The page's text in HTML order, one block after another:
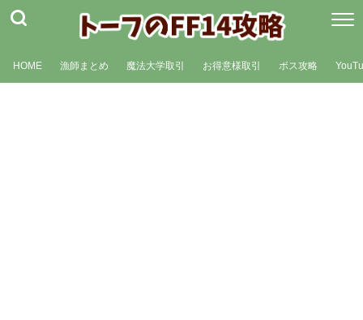
HOME 漁師まとめ 魔法大学取引 お得意様取引 ボス攻略